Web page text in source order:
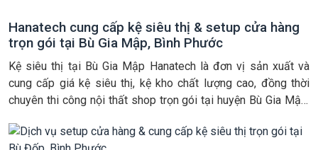
Hanatech cung cấp kệ siêu thị & setup cửa hàng
trọn gói tại Bù Gia Mập, Bình Phước
Kệ siêu thị tại Bù Gia Mập Hanatech là đơn vị sản xuất và
cung cấp giá kệ siêu thị, kệ kho chất lượng cao, đồng thời
chuyên thi công nội thất shop trọn gói tại huyện Bù Gia Mập,
tối ưu với […]